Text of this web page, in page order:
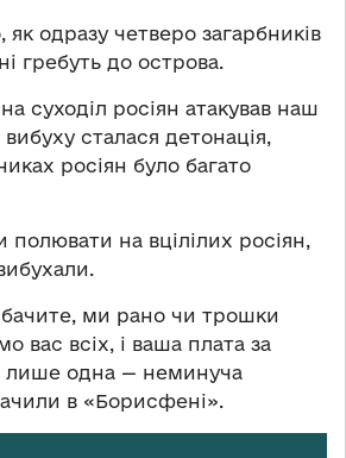
одразу четверо загарбників
гребуть до острова.
суходіл росіян атакував наш
сталася детонація,
росіян було багато
полювати на вцілілих росіян,
ми рано чи трошки
вас всіх, і ваша плата за
лише одна — неминуча
в «Борисфені».